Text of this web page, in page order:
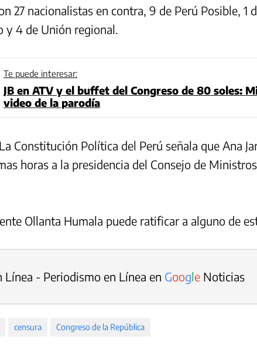
27 nacionalistas en contra, 9 de Perú Posible, 1
y 4 de Unión regional.
Te puede interesar:
JB en ATV y el buffet del Congreso de 80 soles:
video de la parodía
La Constitución Política del Perú señala que Ana
horas a la presidencia del Consejo de
Ollanta Humala puede ratificar a alguno de
Línea - Periodismo en Línea en GoogleNoticias
censura Congreso de la República